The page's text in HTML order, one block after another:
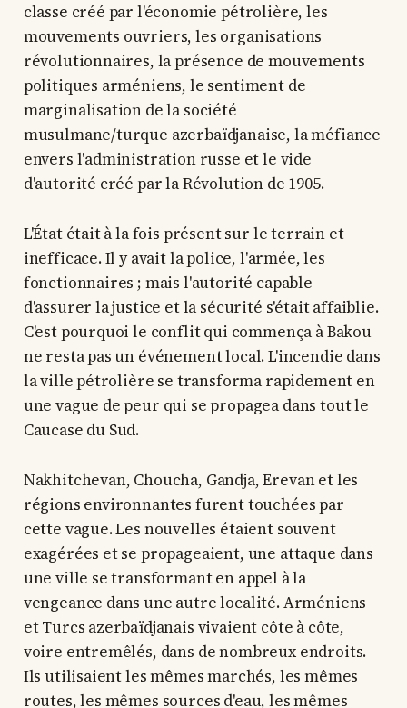
classe créé par l'économie pétrolière, les
mouvements ouvriers, les organisations
révolutionnaires, la présence de mouvements
politiques arméniens, le sentiment de
marginalisation de la société
musulmane/turque azerbaïdjanaise, la méfiance
envers l'administration russe et le vide
d'autorité créé par la Révolution de 1905.
L'État était à la fois présent sur le terrain et
inefficace. Il y avait la police, l'armée, les
fonctionnaires ; mais l'autorité capable
d'assurer la justice et la sécurité s'était affaiblie.
C'est pourquoi le conflit qui commença à Bakou
ne resta pas un événement local. L'incendie dans
la ville pétrolière se transforma rapidement en
une vague de peur qui se propagea dans tout le
Caucase du Sud.
Nakhitchevan, Choucha, Gandja, Erevan et les
régions environnantes furent touchées par
cette vague. Les nouvelles étaient souvent
exagérées et se propageaient, une attaque dans
une ville se transformant en appel à la
vengeance dans une autre localité. Arméniens
et Turcs azerbaïdjanais vivaient côte à côte,
voire entremêlés, dans de nombreux endroits.
Ils utilisaient les mêmes marchés, les mêmes
routes, les mêmes sources d'eau, les mêmes